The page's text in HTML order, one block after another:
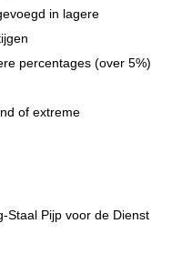
in lagere
percentages (over 5%)
of extreme
Staal Pijp voor de Dienst